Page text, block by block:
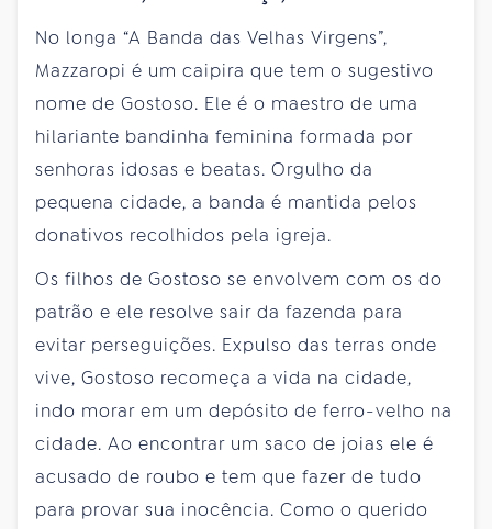
No longa “A Banda das Velhas Virgens”,
Mazzaropi é um caipira que tem o sugestivo
nome de Gostoso. Ele é o maestro de uma
hilariante bandinha feminina formada por
senhoras idosas e beatas. Orgulho da
pequena cidade, a banda é mantida pelos
donativos recolhidos pela igreja.
Os filhos de Gostoso se envolvem com os do
patrão e ele resolve sair da fazenda para
evitar perseguições. Expulso das terras onde
vive, Gostoso recomeça a vida na cidade,
indo morar em um depósito de ferro-velho na
cidade. Ao encontrar um saco de joias ele é
acusado de roubo e tem que fazer de tudo
para provar sua inocência. Como o querido